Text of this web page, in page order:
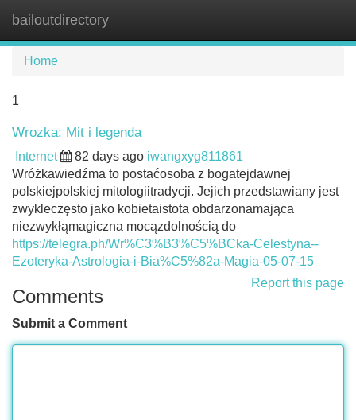
bailoutdirectory
Home
1
Wrozka: Mit i legenda
Internet 82 days ago iwangxyg811861
Wróżkawiedźma to postaćosoba z bogatejdawnej
polskiejpolskiej mitologiitradycji. Jejich przedstawiany jest
zwykleczęsto jako kobietaistota obdarzonamająca
niezwykłąmagiczna mocązdolnością do
https://telegra.ph/Wr%C3%B3%C5%BCka-Celestyna--
Ezoteryka-Astrologia-i-Bia%C5%82a-Magia-05-07-15
Report this page
Comments
Submit a Comment